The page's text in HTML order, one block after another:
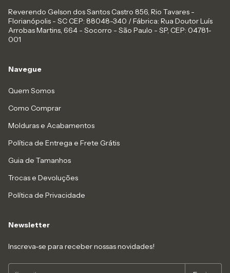
Reverendo Gelson dos Santos Castro 856, Rio Tavares -
Florianópolis - SC CEP: 88048-340 / Fábrica: Rua Doutor Luís
Arrobas Martins, 664 - Socorro - São Paulo - SP, CEP: 04781-
001
Navegue
Quem Somos
Como Comprar
Molduras e Acabamentos
Política de Entrega e Frete Grátis
Guia de Tamanhos
Trocas e Devoluções
Política de Privacidade
Newsletter
Inscreva-se para receber nossas novidades!